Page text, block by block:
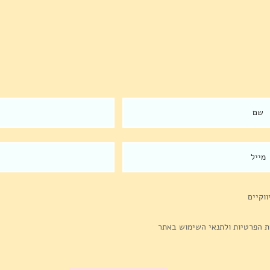
ליווי מנכ״לים-הצד הפחות
הפרטיות ולתנאי השימוש באתר